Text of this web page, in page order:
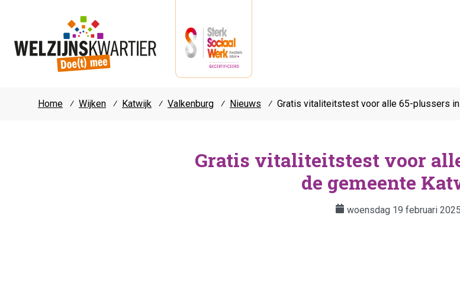
Home ⁄ Wijken ⁄ Katwijk ⁄ Valkenburg ⁄ Nieuws ⁄ Gratis vitaliteitstest voor alle 65-plussers
Gratis vitaliteitstest voor
de gemeente
woensdag 19 februari 2025